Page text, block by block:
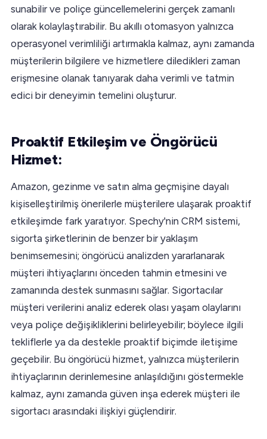
sunabilir ve poliçe güncellemelerini gerçek zamanlı
olarak kolaylaştırabilir. Bu akıllı otomasyon yalnızca
operasyonel verimliliği artırmakla kalmaz, aynı zamanda
müşterilerin bilgilere ve hizmetlere diledikleri zaman
erişmesine olanak tanıyarak daha verimli ve tatmin
edici bir deneyimin temelini oluşturur.
Proaktif Etkileşim ve Öngörücü
Hizmet:
Amazon, gezinme ve satın alma geçmişine dayalı
kişiselleştirilmiş önerilerle müşterilere ulaşarak proaktif
etkileşimde fark yaratıyor. Spechy'nin CRM sistemi,
sigorta şirketlerinin de benzer bir yaklaşım
benimsemesini; öngörücü analizden yararlanarak
müşteri ihtiyaçlarını önceden tahmin etmesini ve
zamanında destek sunmasını sağlar. Sigortacılar
müşteri verilerini analiz ederek olası yaşam olaylarını
veya poliçe değişikliklerini belirleyebilir; böylece ilgili
tekliflerle ya da destekle proaktif biçimde iletişime
geçebilir. Bu öngörücü hizmet, yalnızca müşterilerin
ihtiyaçlarının derinlemesine anlaşıldığını göstermekle
kalmaz, aynı zamanda güven inşa ederek müşteri ile
sigortacı arasındaki ilişkiyi güçlendirir.